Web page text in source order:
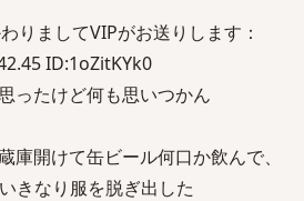
りましてVIPがお送りします：
ID:1oZitKYk0
ったけど何も思いつかん
庫開けて缶ビール何口か飲んで、
きなり服を脱ぎ出した